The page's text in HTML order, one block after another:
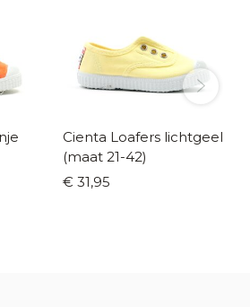
Cienta Loafers lichtgeel
(maat 21-42)
€ 31,95